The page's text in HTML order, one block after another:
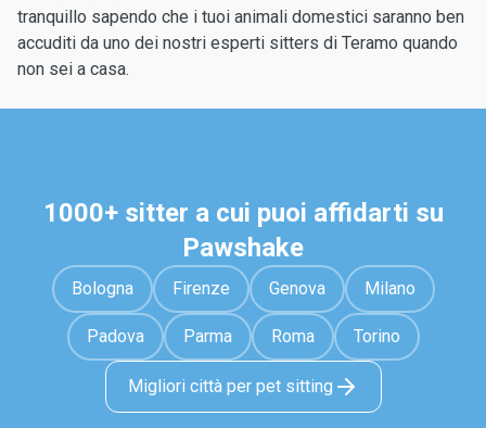
tranquillo sapendo che i tuoi animali domestici saranno ben
accuditi da uno dei nostri esperti sitters di Teramo quando
non sei a casa.
1000+ sitter a cui puoi affidarti su
Pawshake
Bologna Firenze Genova Milano
Padova Parma Roma Torino
Migliori città per pet sitting